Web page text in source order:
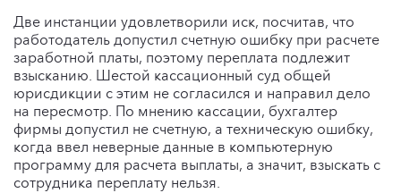
Две инстанции удовлетворили иск, посчитав, что
работодатель допустил счетную ошибку при расчете
заработной платы, поэтому переплата подлежит
взысканию. Шестой кассационный суд общей
юрисдикции с этим не согласился и направил дело
на пересмотр. По мнению кассации, бухгалтер
фирмы допустил не счетную, а техническую ошибку,
когда ввел неверные данные в компьютерную
программу для расчета выплаты, а значит, взыскать с
сотрудника переплату нельзя.